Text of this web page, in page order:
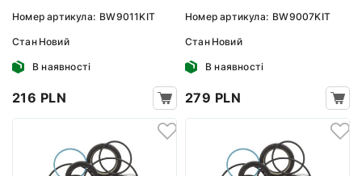
Номер артикула: BW9011KIT
Стан Новий
В наявності
216 PLN
Номер артикула: BW9007KIT
Стан Новий
В наявності
279 PLN